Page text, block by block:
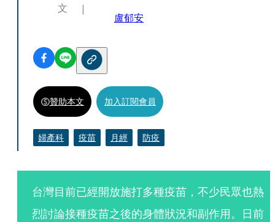
文
盧郁安
贊助本文 加入訂閱會員
婦產科 疫苗 月經 防疫
台灣目前已經開放施打多種疫苗，不少民眾也熱
烈討論接種疫苗之後的身體狀況和副作用。日前